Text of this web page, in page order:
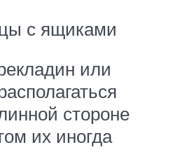
с ящиками
или
стороне
их иногда